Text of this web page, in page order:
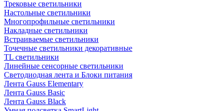
Трековые светильники
Настольные светильники
Многопрофильные светильники
Накладные светильники
Встраиваемые светильники
Точечные светильники декоративные
TL светильники
Линейные сенсорные светильники
Светодиодная лента и Блоки питания
Лента Gauss Elementary
Лента Gauss Basic
Лента Gauss Black